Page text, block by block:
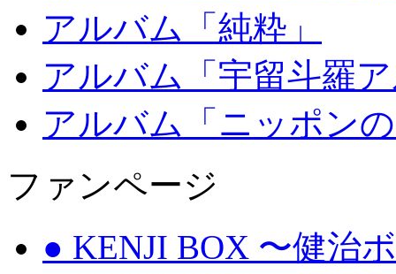
アルバム「純粋」
アルバム「宇留斗羅
アルバム「ニッポン
ファンページ
● KENJI BOX 〜健治